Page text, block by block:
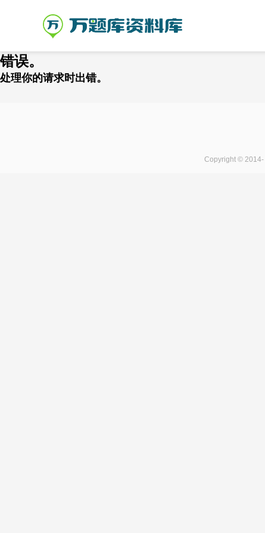
错误。
处理你的请求时出错。
Copyright © 2014-